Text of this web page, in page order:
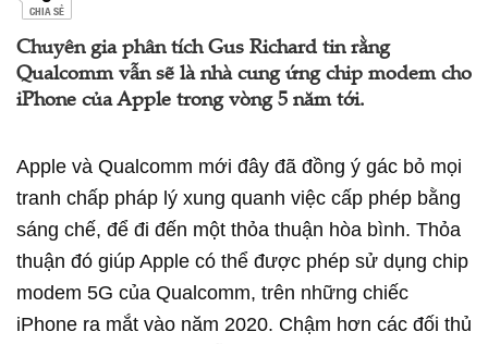
CHIA SẺ
Chuyên gia phân tích Gus Richard tin rằng
Qualcomm vẫn sẽ là nhà cung ứng chip modem cho
iPhone của Apple trong vòng 5 năm tới.
Apple và Qualcomm mới đây đã đồng ý gác bỏ mọi
tranh chấp pháp lý xung quanh việc cấp phép bằng
sáng chế, để đi đến một thỏa thuận hòa bình. Thỏa
thuận đó giúp Apple có thể được phép sử dụng chip
modem 5G của Qualcomm, trên những chiếc
iPhone ra mắt vào năm 2020. Chậm hơn các đối thủ